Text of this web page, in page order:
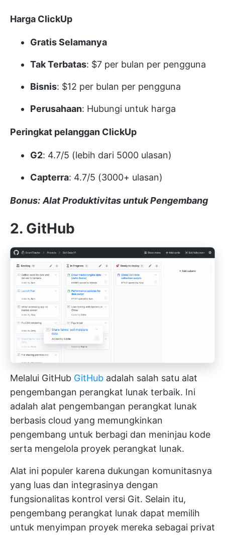
Harga ClickUp
Gratis Selamanya
Tak Terbatas: $7 per bulan per pengguna
Bisnis: $12 per bulan per pengguna
Perusahaan: Hubungi untuk harga
Peringkat pelanggan ClickUp
G2: 4.7/5 (lebih dari 5000 ulasan)
Capterra: 4.7/5 (3000+ ulasan)
Bonus: Alat Produktivitas untuk Pengembang
2. GitHub
Melalui GitHub GitHub adalah salah satu alat
pengembangan perangkat lunak terbaik. Ini
adalah alat pengembangan perangkat lunak
berbasis cloud yang memungkinkan
pengembang untuk berbagi dan meninjau kode
serta mengelola proyek perangkat lunak.
Alat ini populer karena dukungan komunitasnya
yang luas dan integrasinya dengan
fungsionalitas kontrol versi Git. Selain itu,
pengembang perangkat lunak dapat memilih
untuk menyimpan proyek mereka sebagai privat